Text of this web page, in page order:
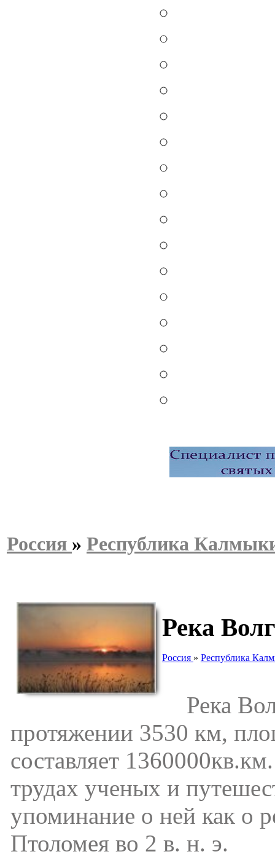
Россия » Республика
Река
Россия » Республика
Река
протяжении 3530 км,
составляет
трудах ученых и
упоминание о ней как о
Птоломея во 2 в. н. э.